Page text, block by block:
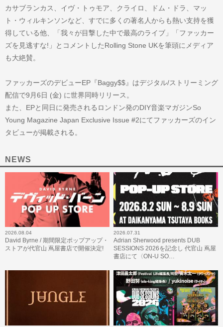
カサブランカス、イヴ・トゥモア、クライロ、ドム・ドラ、マッ
ト・ウィルキンソンなど、すでに多くの著名人からも熱い支持を獲
得している他、「我々が目撃した中で最高のライブ」「ファッカー
ズを見逃すな!」とコメントしたRolling Stone UKを筆頭にメディア
も大絶賛。
ファッカーズのデビューEP『Baggy$$』はデジタル/ストリーミング
配信で9月6日 (金) に世界同時リリース。
また、EPと同日に発売されるロンドン発のDIY音楽マガジンSo
Young Magazine Japan Exclusive Issue #2にてファッカーズのイン
タビューが掲載される。
NEWS
2026.08.04
David Byrne / 期間限定ポップアップ・
ストアが代官山 蔦屋書店で開催決定!
2026.07.31
Adrian Sherwood presents DUB
SESSIONS 2026を記念し 代官山 蔦屋
書店にて〈ON-U SO…